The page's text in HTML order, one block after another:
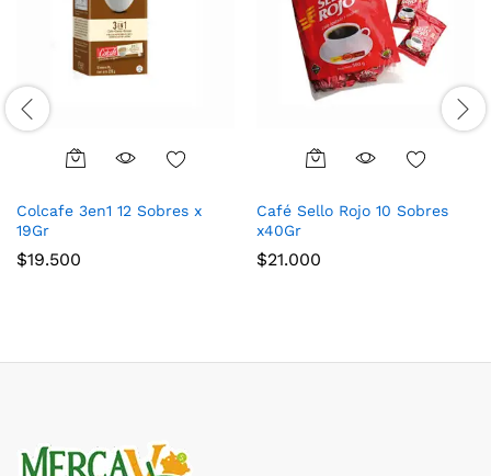
Colcafe 3en1 12 Sobres x
19Gr
$19.500
Café Sello Rojo 10 Sobres
x40Gr
$21.000